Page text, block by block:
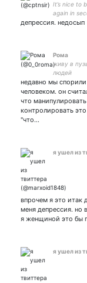
It’s nice to
again in
депрессия. недосып
Рома
живу в
людей
недавно мы
человеком. он
что
контролировать
"что…
я ушел из
впрочем я это итак
меня депрессия. но
я женщиной это бы
я ушел из